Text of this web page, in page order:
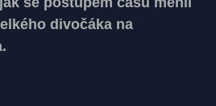
divočáka na